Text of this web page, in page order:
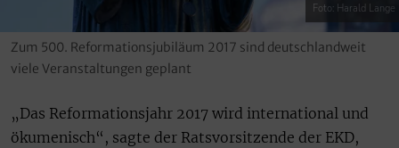
Foto: Harald Lange
Zum 500. Reformationsjubiläum 2017 sind deutschlandweit
viele Veranstaltungen geplant
„Das Reformationsjahr 2017 wird international und
ökumenisch“, sagte der Ratsvorsitzende der EKD,